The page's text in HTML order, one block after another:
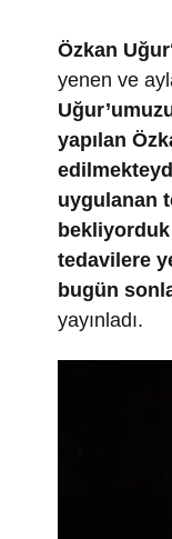
Özkan Uğur
yenen ve
yapılan
uygulanan
tedavilere
bugün
yayınladı.